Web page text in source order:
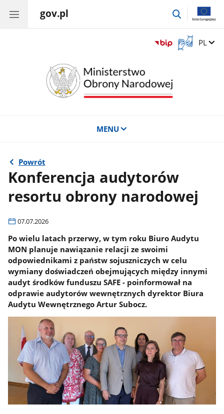
gov.pl
przejdź
Otwórz
okno
Zmień
PL
MENU
Powrót
Konferencja audytorów
resortu obrony narodowej
07.07.2026
Po wielu latach przerwy, w tym roku Biuro Audytu
MON planuje nawiązanie relacji ze swoimi
odpowiednikami z państw sojuszniczych w celu
wymiany doświadczeń obejmujących między innymi
audyt środków funduszu SAFE - poinformował na
odprawie audytorów wewnętrznych dyrektor Biura
Audytu Wewnętrznego Artur Subocz.